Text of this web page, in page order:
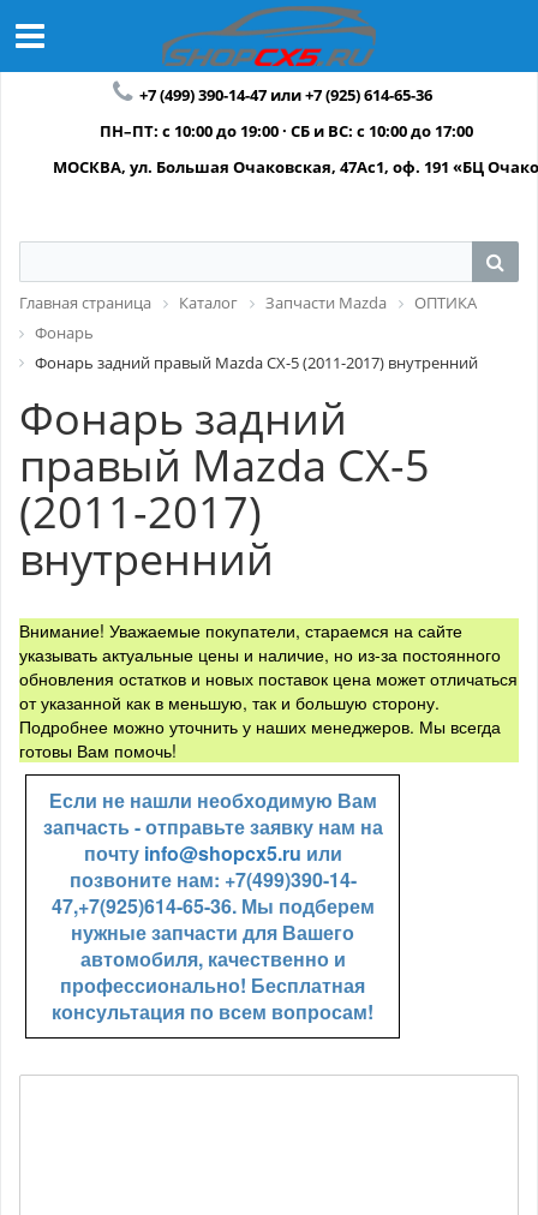
+7 (499) 390-14-47 или +7 (925) 614-65-36
ПН–ПТ: с 10:00 до 19:00 · СБ и ВС: с 10:00 до 17:00
МОСКВА, ул. Большая Очаковская, 47Ас1, оф. 191 «БЦ
Главная страница Каталог Запчасти Mazda
ОПТИКА
Фонарь
Фонарь задний правый Mazda CX-5 (2011-2017) внутренний
Фонарь задний
правый Mazda CX-5
(2011-2017)
внутренний
Внимание! Уважаемые покупатели, стараемся на сайте
указывать актуальные цены и наличие, но из-за постоянного
обновления остатков и новых поставок цена может отличаться
от указанной как в меньшую, так и большую сторону.
Подробнее можно уточнить у наших менеджеров. Мы всегда
готовы Вам помочь!
Если не нашли необходимую Вам
запчасть - отправьте заявку нам на
почту info@shopcx5.ru или
позвоните нам: +7(499)390-14-
47,+7(925)614-65-36. Мы подберем
нужные запчасти для Вашего
автомобиля, качественно и
профессионально! Бесплатная
консультация по всем вопросам!